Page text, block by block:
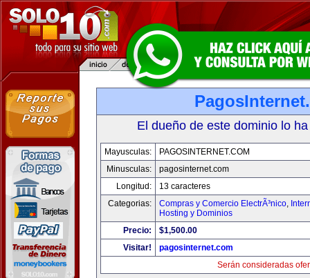
El dueño de este dominio lo
Mayusculas:
PAGOSINTERNET.COM
Minusculas:
pagosinternet.com
Longitud:
13 caracteres
Categorias:
Compras y Comercio ElectrÃ³nico,
Hosting y Dominios
Precio:
$1,500.00
Visitar!
pagosinternet.com
Serán consideradas